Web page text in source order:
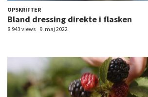
OPSKRIFTER
Bland dressing direkte i flasken
8.943 views 9. maj 2022